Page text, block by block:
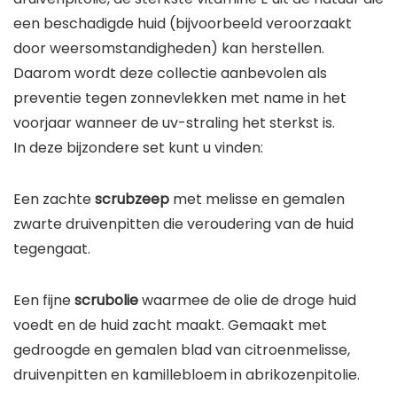
een beschadigde huid (bijvoorbeeld veroorzaakt
door weersomstandigheden) kan herstellen.
Daarom wordt deze collectie aanbevolen als
preventie tegen zonnevlekken met name in het
voorjaar wanneer de uv-straling het sterkst is.
In deze bijzondere set kunt u vinden:
Een zachtescrubzeep met melisse en gemalen
zwarte druivenpitten die veroudering van de huid
tegengaat.
Een fijnescruboliewaarmee de olie de droge huid
voedt en de huid zacht maakt. Gemaakt met
gedroogde en gemalen blad van citroenmelisse,
druivenpitten en kamillebloem in abrikozenpitolie.